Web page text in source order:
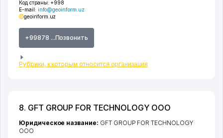
Код страны: +998
E-mail: info@geoinform.uz
geoinform.uz
+99878 ...Позвонить
Рубрики, к которым относится организация
8. GFT GROUP FOR TECHNOLOGY ООО
Юридическое название: GFT GROUP FOR TECHNOLOGY
ООО